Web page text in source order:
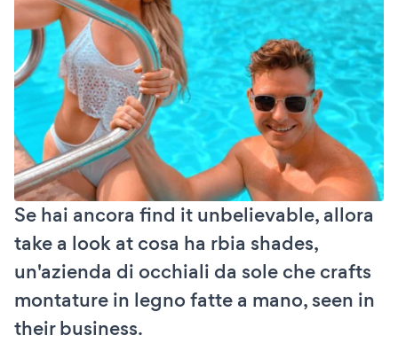
Se hai ancora find it unbelievable, allora
take a look at cosa ha rbia shades,
un'azienda di occhiali da sole che crafts
montature in legno fatte a mano, seen in
their business.